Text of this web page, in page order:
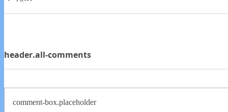
header.all-comments
comment-box.placeholder